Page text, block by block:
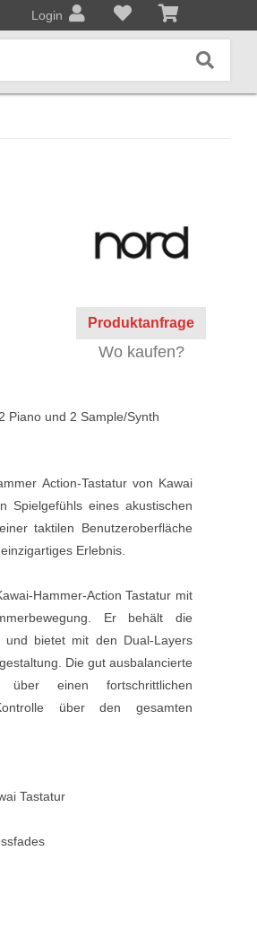
Login
/ PIANO
Produktanfrage
Wo kaufen?
Piano und 2 Sample/Synth
Action-Tastatur von Kawai
Spielgefühls eines akustischen
taktilen Benutzeroberfläche
Erlebnis.
Hammer-Action Tastatur mit
Er behält die
und bietet mit den Dual-Layers
Die gut ausbalancierte
über einen fortschrittlichen
über den gesamten
Tastatur